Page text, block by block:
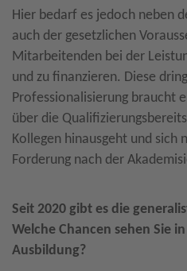
Hier bedarf es jedoch neben
auch der gesetzlichen
Mitarbeitenden bei der
und zu finanzieren. Diese
Professionalisierung braucht
über die
Kollegen hinausgeht und sich
Forderung nach der
Seit 2020 gibt es die
Welche Chancen sehen Sie
Ausbildung?